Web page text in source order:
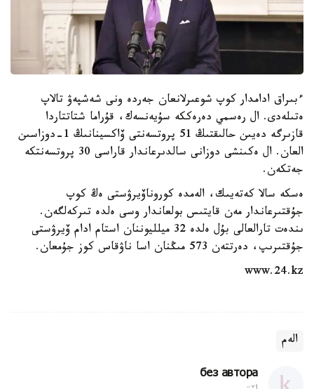
ءبىراق ادامدار كوپ شوعىرلانعان جەردە ونى شەشپەۋ تالاپ
ەتىلەدى. ال رەسمي دەرەككە سۇيەنسەك، قۇراما شتاتتاردا
قازىرگە دەيىن حالىقتىڭ 51 پروتسەنتى ۆاكسينانىڭ 1-دوزاسىن
العان. ال ەكىنشى دوزانى سالدىرعاندار قاراسى 30 پروتسەنتكە
جەتكەن.
ەسكە سالا كەتەيىك، الەمدە كوروناۆيرۋستى ەڭ كوپ
جۇقتىرعاندار مەن قايتىس بولعاندار وسى ەلدە تىركەلگەن.
ىندەت تارالعالى بۇل ەلدە 32 ميلليوننان استام ادام ۆيرۋستى
جۇقتىرىپ، دەرتتەن 573 مىڭنان اسا ناۋقاس كوز جۇمعان.
www.24.kz
الەم
без автора